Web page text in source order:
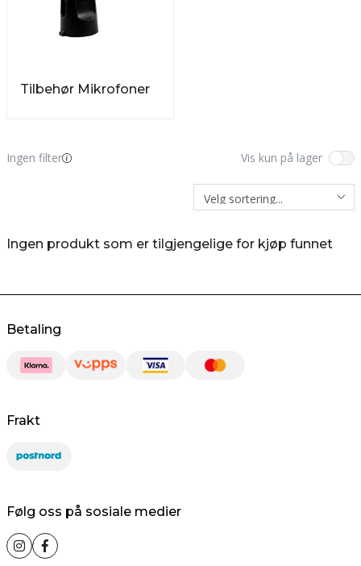
Tilbehør Mikrofoner
Ingen filter Vis kun på lager
Ingen produkt som er tilgjengelige for kjøp funnet
Betaling
Frakt
Følg oss på sosiale medier